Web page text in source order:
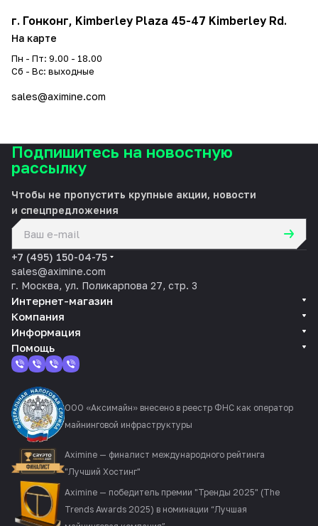
г. Гонконг, Kimberley Plaza 45-47 Kimberley Rd.
На карте
Пн - Пт: 9.00 - 18.00
Сб - Вс: выходные
sales@aximine.com
Подпишитесь на новостную
рассылку
Чтобы не пропустить крупные акции, новости
и спецпредложения
+7 (495) 150-04-75
sales@aximine.com
г. Москва, ул. Поликарпова 27, стр. 3
Интернет-магазин
Компания
Информация
Помощь
ООО «Аксимайн» внесено в реестр ФНС как оператор
майнинговой инфраструктуры
Aximine — финалист международного рейтинга
"Лучший Хостинг"
Aximine — победитель премии "Тренды 2025" (The
Trends Awards 2025) в номинации “Лучшая